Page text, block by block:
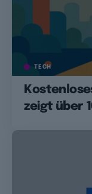
TECH
zeigt über